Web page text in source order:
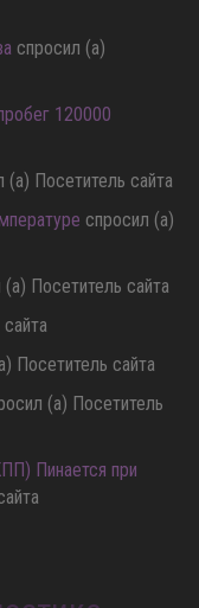
спросил (а)
120000
(а) Посетитель сайта
спросил (а)
(а) Посетитель сайта
Посетитель сайта
(а) Посетитель
Пинается при